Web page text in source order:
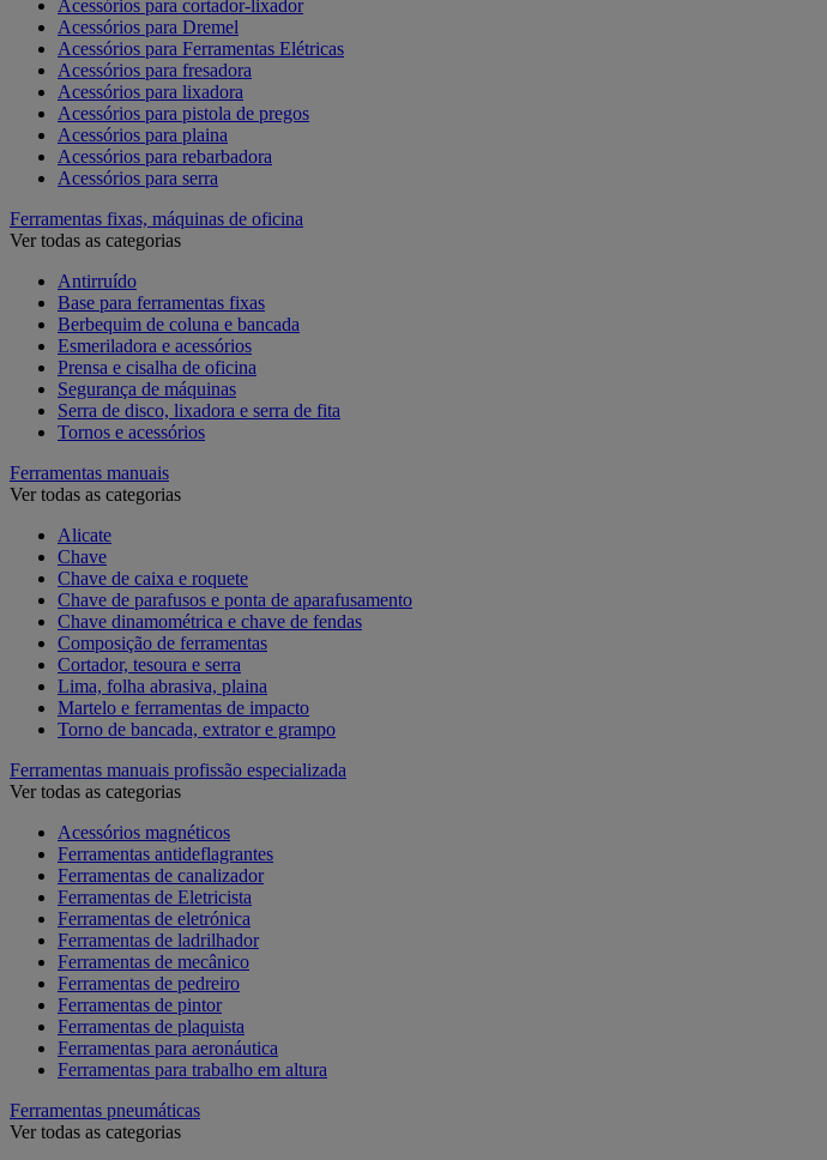
Acessórios para cortador-lixador
Acessórios para Dremel
Acessórios para Ferramentas Elétricas
Acessórios para fresadora
Acessórios para lixadora
Acessórios para pistola de pregos
Acessórios para plaina
Acessórios para rebarbadora
Acessórios para serra
Ferramentas fixas, máquinas de oficina
Ver todas as categorias
Antirruído
Base para ferramentas fixas
Berbequim de coluna e bancada
Esmeriladora e acessórios
Prensa e cisalha de oficina
Segurança de máquinas
Serra de disco, lixadora e serra de fita
Tornos e acessórios
Ferramentas manuais
Ver todas as categorias
Alicate
Chave
Chave de caixa e roquete
Chave de parafusos e ponta de aparafusamento
Chave dinamométrica e chave de fendas
Composição de ferramentas
Cortador, tesoura e serra
Lima, folha abrasiva, plaina
Martelo e ferramentas de impacto
Torno de bancada, extrator e grampo
Ferramentas manuais profissão especializada
Ver todas as categorias
Acessórios magnéticos
Ferramentas antideflagrantes
Ferramentas de canalizador
Ferramentas de Eletricista
Ferramentas de eletrónica
Ferramentas de ladrilhador
Ferramentas de mecânico
Ferramentas de pedreiro
Ferramentas de pintor
Ferramentas de plaquista
Ferramentas para aeronáutica
Ferramentas para trabalho em altura
Ferramentas pneumáticas
Ver todas as categorias